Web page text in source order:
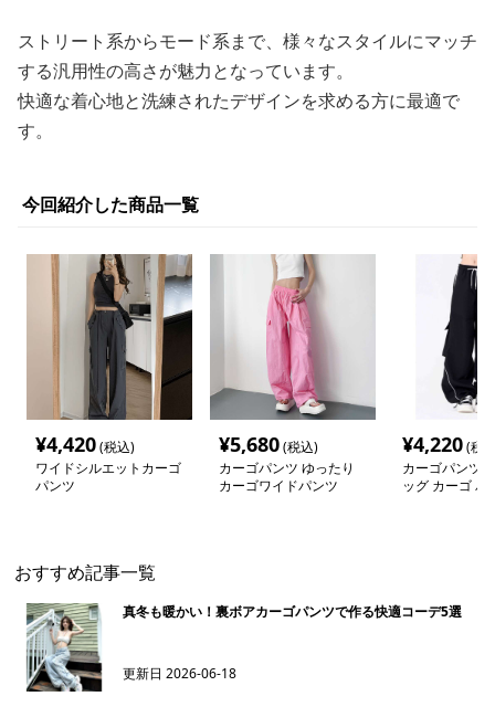
ストリート系からモード系まで、様々なスタイルにマッチ
する汎用性の高さが魅力となっています。
快適な着心地と洗練されたデザインを求める方に最適で
す。
今回紹介した商品一覧
¥4,420(税込)
ワイドシルエットカーゴ
パンツ
¥5,680(税込)
カーゴパンツ ゆったり
カーゴワイドパンツ
¥4,220(税
カーゴパンツ
ッグ カーゴ パ
おすすめ記事一覧
真冬も暖かい！裏ボアカーゴパンツで作る快適コーデ5選
更新日2026-06-18